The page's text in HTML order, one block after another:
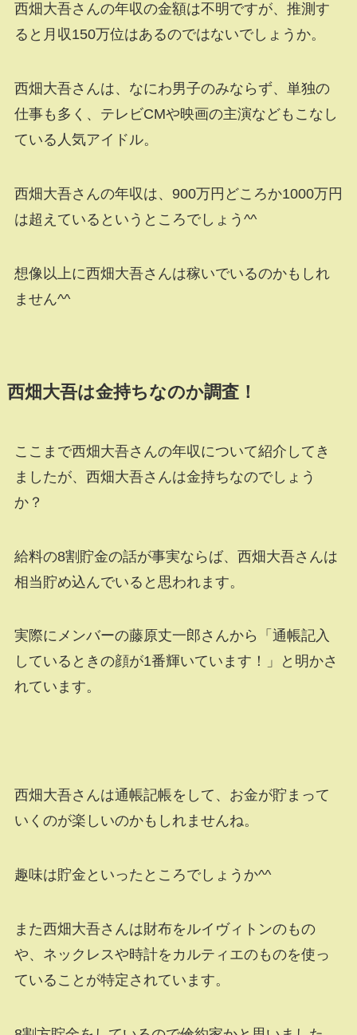
西畑大吾さんの年収の金額は不明ですが、推測す
ると月収150万位はあるのではないでしょうか。
西畑大吾さんは、なにわ男子のみならず、単独の
仕事も多く、テレビCMや映画の主演などもこなし
ている人気アイドル。
西畑大吾さんの年収は、900万円どころか1000万円
は超えているというところでしょう^^
想像以上に西畑大吾さんは稼いでいるのかもしれ
ません^^
西畑大吾は金持ちなのか調査！
ここまで西畑大吾さんの年収について紹介してき
ましたが、西畑大吾さんは金持ちなのでしょう
か？
給料の8割貯金の話が事実ならば、西畑大吾さんは
相当貯め込んでいると思われます。
実際にメンバーの藤原丈一郎さんから「通帳記入
しているときの顔が1番輝いています！」と明かさ
れています。
西畑大吾さんは通帳記帳をして、お金が貯まって
いくのが楽しいのかもしれませんね。
趣味は貯金といったところでしょうか^^
また西畑大吾さんは財布をルイヴィトンのもの
や、ネックレスや時計をカルティエのものを使っ
ていることが特定されています。